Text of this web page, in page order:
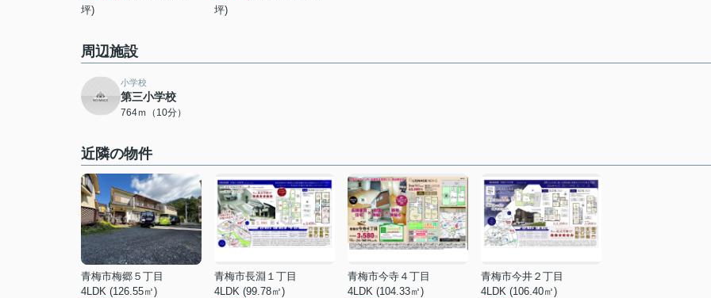
坪)
坪)
周辺施設
小学校
第三小学校
764ｍ（10分）
近隣の物件
青梅市梅郷５丁目
4LDK (126.55㎡)
青梅市長淵１丁目
4LDK (99.78㎡)
青梅市今寺４丁目
4LDK (104.33㎡)
青梅市今井２丁目
4LDK (106.40㎡)